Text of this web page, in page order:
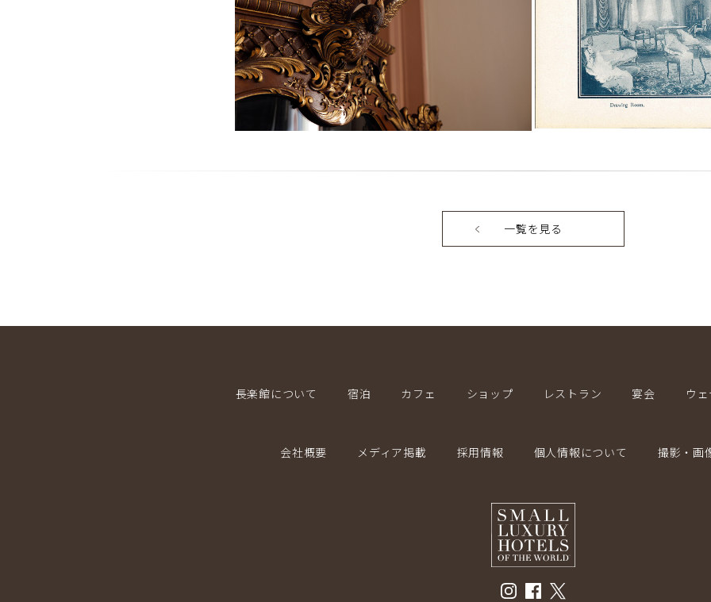
一覧を見る
長楽館について 宿泊 カフェ ショップ レストラン 宴会 ウ
会社概要 メディア掲載 採用情報 個人情報について 撮影・画